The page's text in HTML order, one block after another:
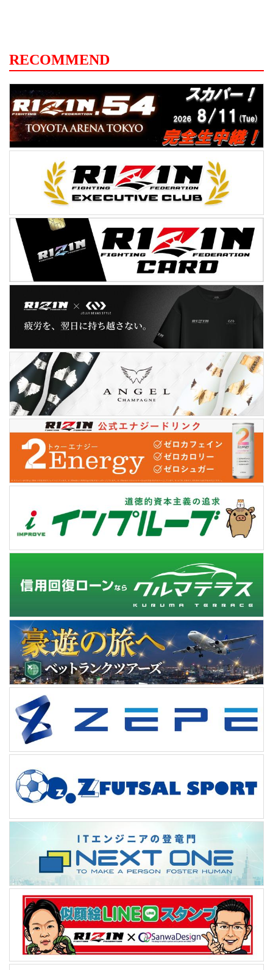
RECOMMEND